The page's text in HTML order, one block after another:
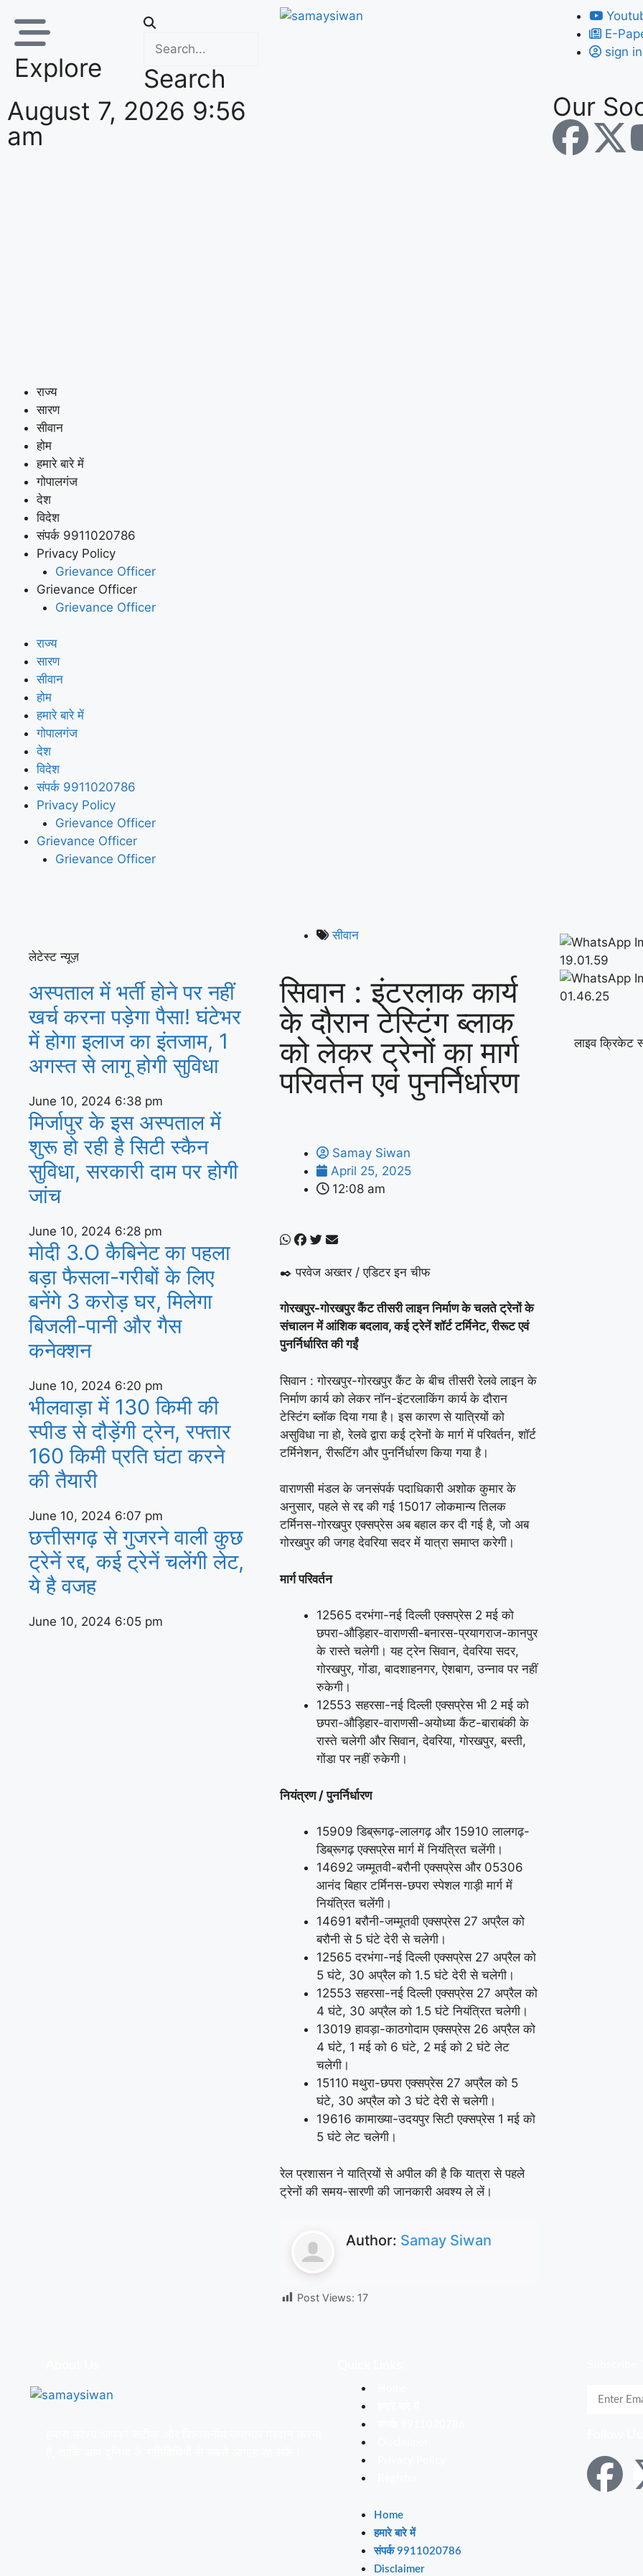
Explore
Search
August 7, 2026 9:56
am
E-
sign in
Our
राज्य
सारण
सीवान
होम
हमारे बारे में
गोपालगंज
देश
विदेश
संपर्क 9911020786
Privacy Policy
Grievance Officer
Grievance Officer
Grievance Officer
राज्य
सारण
सीवान
होम
हमारे बारे में
गोपालगंज
देश
विदेश
संपर्क 9911020786
Privacy Policy
Grievance Officer
Grievance Officer
Grievance Officer
लेटेस्ट न्यूज़
अस्‍पताल में भर्ती होने पर नहीं
खर्च करना पड़ेगा पैसा! घंटेभर
में होगा इलाज का इंतजाम, 1
अगस्‍त से लागू होगी सुविधा
June 10, 2024 6:38 pm
मिर्जापुर के इस अस्पताल में
शुरू हो रही है सिटी स्कैन
सुविधा, सरकारी दाम पर होगी
जांच
June 10, 2024 6:28 pm
मोदी 3.O कैबिनेट का पहला
बड़ा फैसला-गरीबों के ल‍िए
बनेंगे 3 करोड़ घर, म‍िलेगा
बिजली-पानी और गैस
कनेक्‍शन
June 10, 2024 6:20 pm
भीलवाड़ा में 130 किमी की
स्पीड से दौड़ेंगी ट्रेन, रफ्तार
160 किमी प्रति घंटा करने
की तैयारी
June 10, 2024 6:07 pm
छत्तीसगढ़ से गुजरने वाली कुछ
ट्रेनें रद्द, कई ट्रेनें चलेंगी लेट,
ये है वजह
June 10, 2024 6:05 pm
सीवान
सिवान : इंटरलाक कार्य
के दौरान टेस्टिंग ब्लाक
को लेकर ट्रेनों का मार्ग
परिवर्तन एवं पुनर्निर्धारण
Samay Siwan
April 25, 2025
12:08 am
✒️ परवेज अख्तर / एडिटर इन चीफ
गोरखपुर-गोरखपुर कैंट तीसरी लाइन निर्माण के चलते ट्रेनों के
संचालन में आंशिक बदलाव, कई ट्रेनें शॉर्ट टर्मिनेट, रीरूट एवं
पुनर्निर्धारित की गईं
सिवान : गोरखपुर-गोरखपुर कैंट के बीच तीसरी रेलवे लाइन के
निर्माण कार्य को लेकर नॉन-इंटरलाकिंग कार्य के दौरान
टेस्टिंग ब्लॉक दिया गया है। इस कारण से यात्रियों को
असुविधा ना हो, रेलवे द्वारा कई ट्रेनों के मार्ग में परिवर्तन, शॉर्ट
टर्मिनेशन, रीरूटिंग और पुनर्निर्धारण किया गया है।
वाराणसी मंडल के जनसंपर्क पदाधिकारी अशोक कुमार के
अनुसार, पहले से रद्द की गई 15017 लोकमान्य तिलक
टर्मिनस-गोरखपुर एक्सप्रेस अब बहाल कर दी गई है, जो अब
गोरखपुर की जगह देवरिया सदर में यात्रा समाप्त करेगी।
मार्ग परिवर्तन
12565 दरभंगा-नई दिल्ली एक्सप्रेस 2 मई को
छपरा-औड़िहार-वाराणसी-बनारस-प्रयागराज-कानपुर
के रास्ते चलेगी। यह ट्रेन सिवान, देवरिया सदर,
गोरखपुर, गोंडा, बादशाहनगर, ऐशबाग, उन्नाव पर नहीं
रुकेगी।
12553 सहरसा-नई दिल्ली एक्सप्रेस भी 2 मई को
छपरा-औड़िहार-वाराणसी-अयोध्या कैंट-बाराबंकी के
रास्ते चलेगी और सिवान, देवरिया, गोरखपुर, बस्ती,
गोंडा पर नहीं रुकेगी।
नियंत्रण / पुनर्निर्धारण
15909 डिब्रूगढ़-लालगढ़ और 15910 लालगढ़-
डिब्रूगढ़ एक्सप्रेस मार्ग में नियंत्रित चलेंगी।
14692 जम्मूतवी-बरौनी एक्सप्रेस और 05306
आनंद बिहार टर्मिनस-छपरा स्पेशल गाड़ी मार्ग में
नियंत्रित चलेंगी।
14691 बरौनी-जम्मूतवी एक्सप्रेस 27 अप्रैल को
बरौनी से 5 घंटे देरी से चलेगी।
12565 दरभंगा-नई दिल्ली एक्सप्रेस 27 अप्रैल को
5 घंटे, 30 अप्रैल को 1.5 घंटे देरी से चलेगी।
12553 सहरसा-नई दिल्ली एक्सप्रेस 27 अप्रैल को
4 घंटे, 30 अप्रैल को 1.5 घंटे नियंत्रित चलेगी।
13019 हावड़ा-काठगोदाम एक्सप्रेस 26 अप्रैल को
4 घंटे, 1 मई को 6 घंटे, 2 मई को 2 घंटे लेट
चलेगी।
15110 मथुरा-छपरा एक्सप्रेस 27 अप्रैल को 5
घंटे, 30 अप्रैल को 3 घंटे देरी से चलेगी।
19616 कामाख्या-उदयपुर सिटी एक्सप्रेस 1 मई को
5 घंटे लेट चलेगी।
रेल प्रशासन ने यात्रियों से अपील की है कि यात्रा से पहले
ट्रेनों की समय-सारणी की जानकारी अवश्य ले लें।
Author: Samay Siwan
Post Views: 17
लाइव क्रिकेट
Home
हमारे बारे में
संपर्क 9911020786
Disclaimer